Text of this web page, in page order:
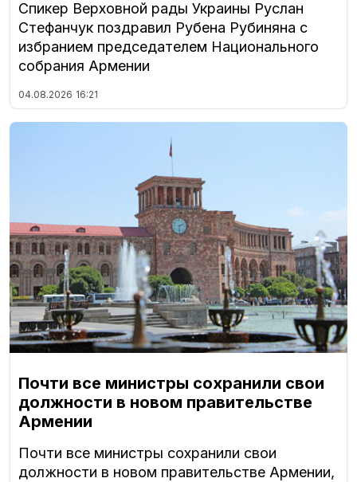
Спикер Верховной рады Украины Руслан
Стефанчук поздравил Рубена Рубиняна с
избранием председателем Национального
собрания Армении
04.08.2026 16:21
Почти все министры сохранили свои
должности в новом правительстве
Армении
Почти все министры сохранили свои
должности в новом правительстве Армении,